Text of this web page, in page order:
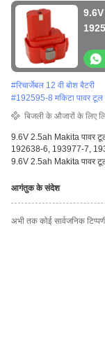
9.6V
#रिचार्जेबल 12 वी बोश बैटरी
#192595-8 मकिटा पावर टूल
बिजली के औजारों के लिए
9.6V 2.5ah Makita पावर
192638-6, 193977-7,
9.6V 2.5ah Makita पावर
आगंतुक के संदेश
अभी तक कोई सार्वजनिक